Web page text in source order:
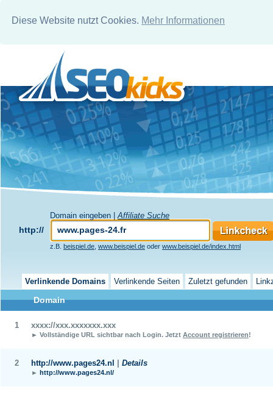
Diese Website nutzt Cookies. Mehr Informationen
Domain eingeben | Affiliate Suche
http://
z.B. beispiel.de www.beispiel.de oder www.beispiel.de/index.html
Verlinkende Domains Verlinkende Seiten Zuletzt gefunden
Domain
1 xxxx://xxx.xxxxxxx.xxx
► Vollständige URL sichtbar nach Login. Jetzt Account registrieren!
2 http://www.pages24.nl Details
► http://www.pages24.nl/